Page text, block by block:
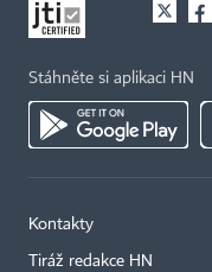
Stáhněte si aplikaci HN
Kontakty
Tiráž redakce HN